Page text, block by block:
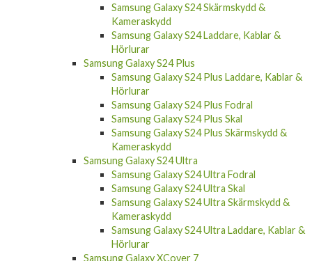
Samsung Galaxy S24 Skärmskydd &
Kameraskydd
Samsung Galaxy S24 Laddare, Kablar &
Hörlurar
Samsung Galaxy S24 Plus
Samsung Galaxy S24 Plus Laddare, Kablar &
Hörlurar
Samsung Galaxy S24 Plus Fodral
Samsung Galaxy S24 Plus Skal
Samsung Galaxy S24 Plus Skärmskydd &
Kameraskydd
Samsung Galaxy S24 Ultra
Samsung Galaxy S24 Ultra Fodral
Samsung Galaxy S24 Ultra Skal
Samsung Galaxy S24 Ultra Skärmskydd &
Kameraskydd
Samsung Galaxy S24 Ultra Laddare, Kablar &
Hörlurar
Samsung Galaxy XCover 7